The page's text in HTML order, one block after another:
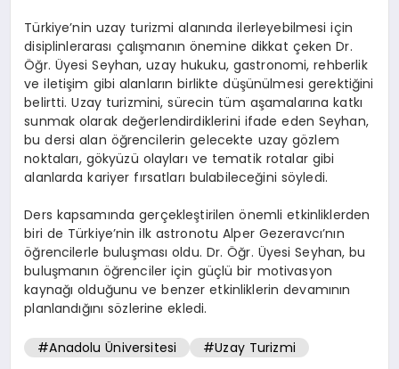
Türkiye’nin uzay turizmi alanında ilerleyebilmesi için
disiplinlerarası çalışmanın önemine dikkat çeken Dr.
Öğr. Üyesi Seyhan, uzay hukuku, gastronomi, rehberlik
ve iletişim gibi alanların birlikte düşünülmesi gerektiğini
belirtti. Uzay turizmini, sürecin tüm aşamalarına katkı
sunmak olarak değerlendirdiklerini ifade eden Seyhan,
bu dersi alan öğrencilerin gelecekte uzay gözlem
noktaları, gökyüzü olayları ve tematik rotalar gibi
alanlarda kariyer fırsatları bulabileceğini söyledi.
Ders kapsamında gerçekleştirilen önemli etkinliklerden
biri de Türkiye’nin ilk astronotu Alper Gezeravcı’nın
öğrencilerle buluşması oldu. Dr. Öğr. Üyesi Seyhan, bu
buluşmanın öğrenciler için güçlü bir motivasyon
kaynağı olduğunu ve benzer etkinliklerin devamının
planlandığını sözlerine ekledi.
#Anadolu Üniversitesi #Uzay Turizmi